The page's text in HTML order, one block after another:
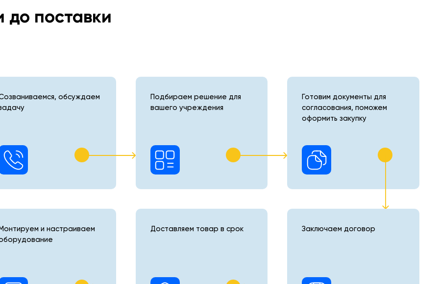
до поставки
обсуждаем
Подбираем решение для
вашего учреждения
Готовим документы для
согласования, поможем
оформить закупку
и настраиваем
Доставляем товар в срок Заключаем договор